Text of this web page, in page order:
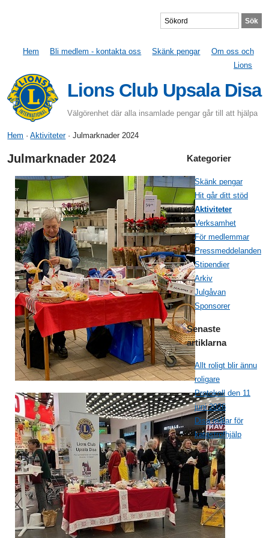
Hem Bli medlem - kontakta oss Skänk pengar
Om oss och
Lions
Lions Club Upsala Disa
Välgörenhet där alla insamlade pengar går till att hjälpa
Hem ·Aktiviteter· Julmarknader 2024
Julmarknader 2024 Kategorier
Skänk pengar
Hit går ditt stöd
Aktiviteter
Verksamhet
För medlemmar
Pressmeddelanden
Stipendier
Arkiv
Julgåvan
Sponsorer
Senaste
artiklarna
Allt roligt blir ännu
roligare
Protokoll den 11
juni 2026
Disa målar för
katastrofhjälp